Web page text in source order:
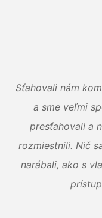
Sťahovali nám
a sme veľmi
presťahovali a
rozmiestnili. Nič
narábali, ako s